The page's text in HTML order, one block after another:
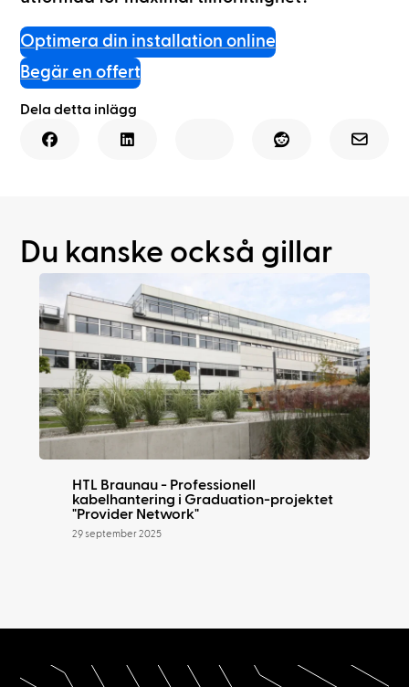
Optimera din installation online
Begär en offert
Dela detta inlägg
Du kanske också gillar
HTL Braunau - Professionell
kabelhantering i Graduation-projektet
"Provider Network"
29 september 2025